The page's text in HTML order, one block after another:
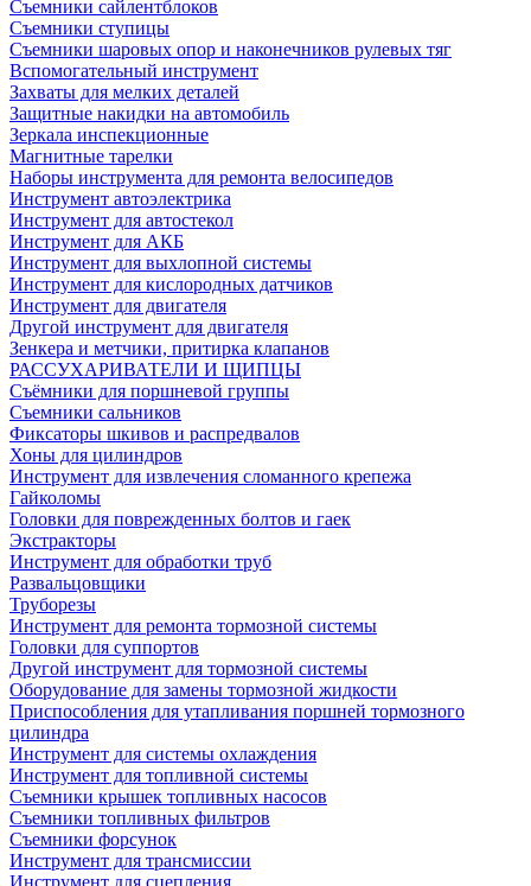
Съемники сайлентблоков
Съемники ступицы
Съемники шаровых опор и наконечников рулевых тяг
Вспомогательный инструмент
Захваты для мелких деталей
Защитные накидки на автомобиль
Зеркала инспекционные
Магнитные тарелки
Наборы инструмента для ремонта велосипедов
Инструмент автоэлектрика
Инструмент для автостекол
Инструмент для АКБ
Инструмент для выхлопной системы
Инструмент для кислородных датчиков
Инструмент для двигателя
Другой инструмент для двигателя
Зенкера и метчики, притирка клапанов
РАССУХАРИВАТЕЛИ И ЩИПЦЫ
Съёмники для поршневой группы
Съемники сальников
Фиксаторы шкивов и распредвалов
Хоны для цилиндров
Инструмент для извлечения сломанного крепежа
Гайколомы
Головки для поврежденных болтов и гаек
Экстракторы
Инструмент для обработки труб
Развальцовщики
Труборезы
Инструмент для ремонта тормозной системы
Головки для суппортов
Другой инструмент для тормозной системы
Оборудование для замены тормозной жидкости
Приспособления для утапливания поршней тормозного
цилиндра
Инструмент для системы охлаждения
Инструмент для топливной системы
Съемники крышек топливных насосов
Съемники топливных фильтров
Съемники форсунок
Инструмент для трансмиссии
Инструмент для сцепления